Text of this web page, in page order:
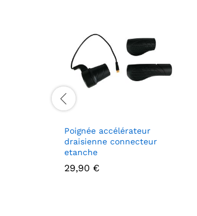
Poignée accélérateur
draisienne connecteur
etanche
29,90 €